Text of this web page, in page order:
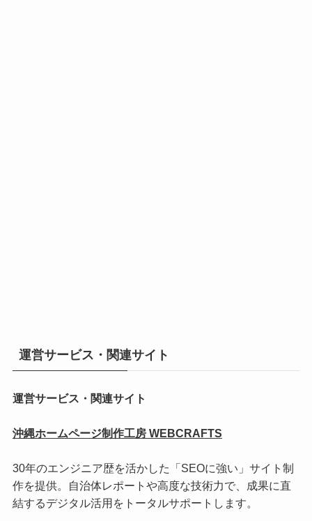
運営サービス・関連サイト
運営サービス・関連サイト
沖縄ホームページ制作工房 WEBCRAFTS
30年のエンジニア歴を活かした「SEOに強い」サイト制
作を提供。自治体レポートや高度な技術力で、成果に直
結するデジタル活用をトータルサポートします。